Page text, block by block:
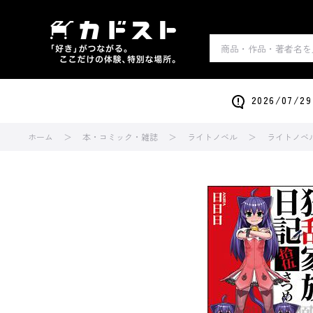
2026/07/29
ホーム 本・コミック・雑誌 ライトノベル ライトノベ